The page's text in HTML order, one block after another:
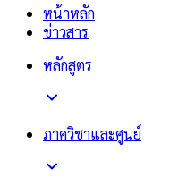
หน้าหลัก
ข่าวสาร
หลักสูตร
ภาควิชาและศูนย์